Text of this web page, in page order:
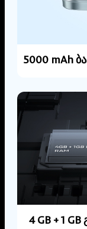
5000 mAh
4 GB + 1